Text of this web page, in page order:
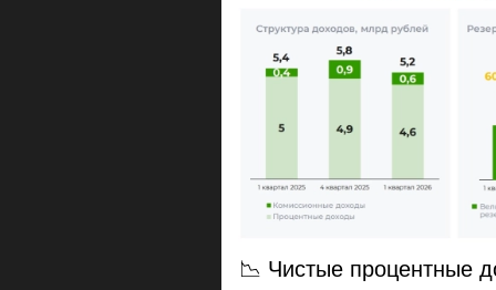
📉 Чистые процентные